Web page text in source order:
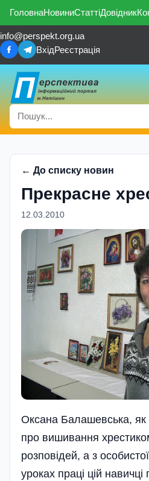
ГоловнаНовиниСтаттіДовідник
info@perspekt.org.ua
ВхідРеєстрація
← До списку новин
Прекрасне
12.03.2010
Оксана Балашевська, як
про вишивання
розповідей, а з
уроках праці цій